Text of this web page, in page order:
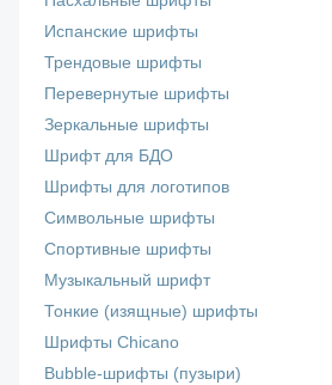
Испанские шрифты
Трендовые шрифты
Перевернутые шрифты
Зеркальные шрифты
Шрифт для БДО
Шрифты для логотипов
Символьные шрифты
Спортивные шрифты
Музыкальный шрифт
Тонкие (изящные) шрифты
Шрифты Chicano
Bubble-шрифты (пузыри)